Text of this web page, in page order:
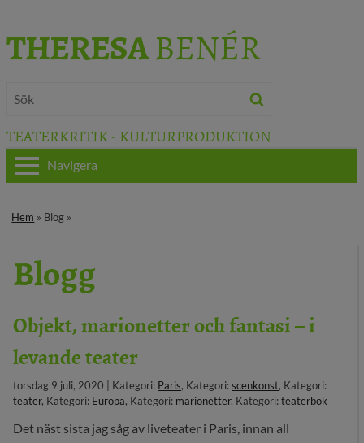
THERESABENÉR
TEATERKRITIK - KULTURPRODUKTION
TEATERKRITIK
KULTURJOURNALISTIK
BÖCKER & FILM
29 MEDIA
BLOGG
Navigera
Hem » Blog »
Blogg
Objekt, marionetter och fantasi – i
levande teater
torsdag 9 juli, 2020 | Kategori: Paris, Kategori:scenkonst, Kategori:
teater, Kategori: Europa, Kategori: marionetter, Kategori:teaterbok
Det näst sista jag såg av liveteater i Paris, innan all